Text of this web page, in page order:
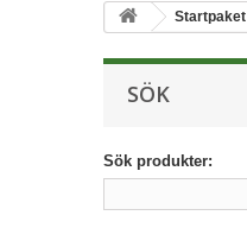
Startpaket
SÖK
Sök produkter: